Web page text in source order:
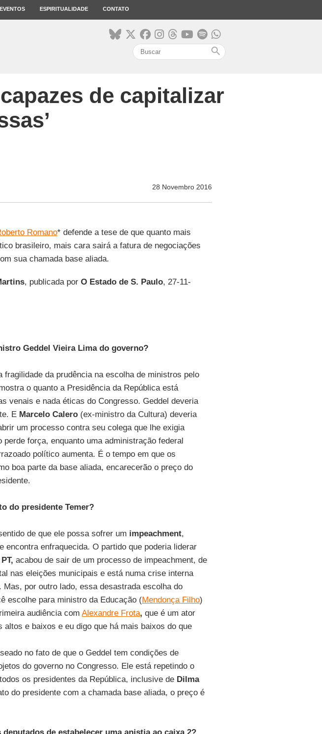
EVENTOS ESPIRITUALIDADE CONTATO
search
de capitalizar
28 Novembro 2016
Romano* defende a tese de que quanto mais
brasileiro, mais cara sairá a fatura de negociações
sua chamada base aliada.
, publicada por O Estado de S. Paulo, 27-11-
Geddel Vieira Lima do governo?
fragilidade da prudência na escolha de ministros pelo
o quanto a Presidência da República está
venais e nada éticas do Congresso. Geddel deveria
E Marcelo Calero(ex-ministro da Cultura) deveria
um processo contra seu colega que lhe exigia
força, enquanto uma administração federal
político aumenta. É o tempo em que os
boa parte da base aliada, encarecerão o preço do
do presidente Temer?
de que ele possa sofrer um impeachment,
encontra enfraquecida. O partido que poderia liderar
PT, acabou de sair de um processo de impeachment, de
nas eleições municipais e está numa crise interna
Mas, por outro lado, essa desastrada escolha do
escolhe para ministro da Educação (Mendonça Filho)
audiência com Alexandre Frota, que é um ator
altos e baixos e eu digo que há mais baixos do que
no fato de que o Geddel tem condições de
do governo no Congresso. Ele está repetindo o
os presidentes da República, inclusive de Dilma
do presidente com a chamada base aliada, o preço é